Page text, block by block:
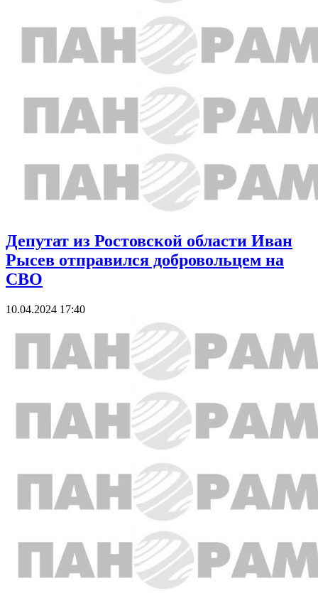
Депутат из Ростовской области Иван
Рысев отправился добровольцем на
СВО
10.04.2024 17:40